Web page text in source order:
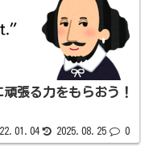
張る力をもらおう！
2025.08.25 0